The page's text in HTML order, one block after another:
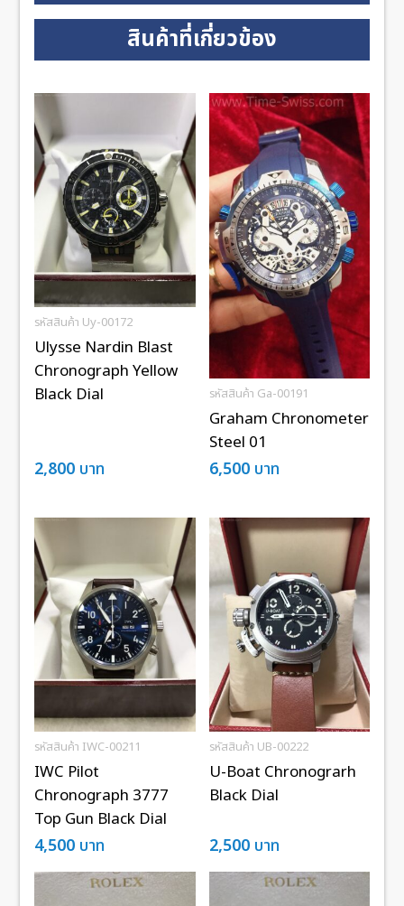
สินค้าที่เกี่ยวข้อง
รหัสสินค้า Uy-00172
Ulysse Nardin Blast
Chronograph Yellow
Black Dial
2,800 บาท
รหัสสินค้า Ga-00191
Graham Chronometer
Steel 01
6,500 บาท
รหัสสินค้า IWC-00211
IWC Pilot
Chronograph 3777
Top Gun Black Dial
4,500 บาท
รหัสสินค้า UB-00222
U-Boat Chronograrh
Black Dial
2,500 บาท